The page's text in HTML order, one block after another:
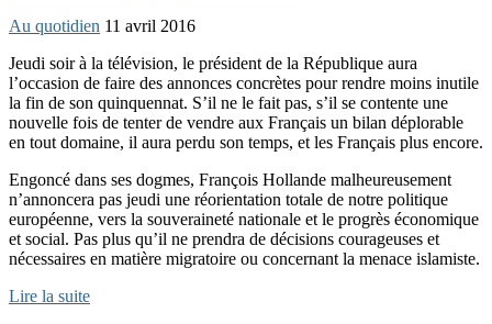
Au quotidien 11 avril 2016
Jeudi soir à la télévision, le président de la République aura
l’occasion de faire des annonces concrètes pour rendre moins inutile
la fin de son quinquennat. S’il ne le fait pas, s’il se contente une
nouvelle fois de tenter de vendre aux Français un bilan déplorable
en tout domaine, il aura perdu son temps, et les Français plus encore.
Engoncé dans ses dogmes, François Hollande malheureusement
n’annoncera pas jeudi une réorientation totale de notre politique
européenne, vers la souveraineté nationale et le progrès économique
et social. Pas plus qu’il ne prendra de décisions courageuses et
nécessaires en matière migratoire ou concernant la menace islamiste.
Lire la suite